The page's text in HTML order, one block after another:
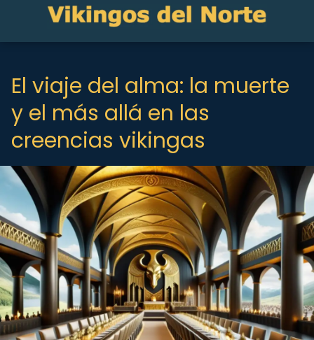
El viaje del alma: la muerte
y el más allá en las
creencias vikingas